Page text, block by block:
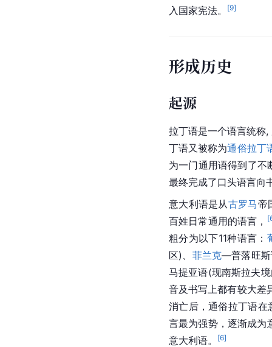
入国家宪法。
[9]
形成历史
起源
拉丁语是一个语言统称
丁语又被称为通俗拉丁
为一门通用语得到了不
最终完成了口头语言向
意大利语是从古罗马帝
百姓日常通用的语言， [
粗分为以下11种语言：
区)、 菲兰克—普落旺斯
马提亚语(现南斯拉夫
音及书写上都有较大差
消亡后，通俗拉丁语在
言最为强势，逐渐成为
意大利语。
[6]